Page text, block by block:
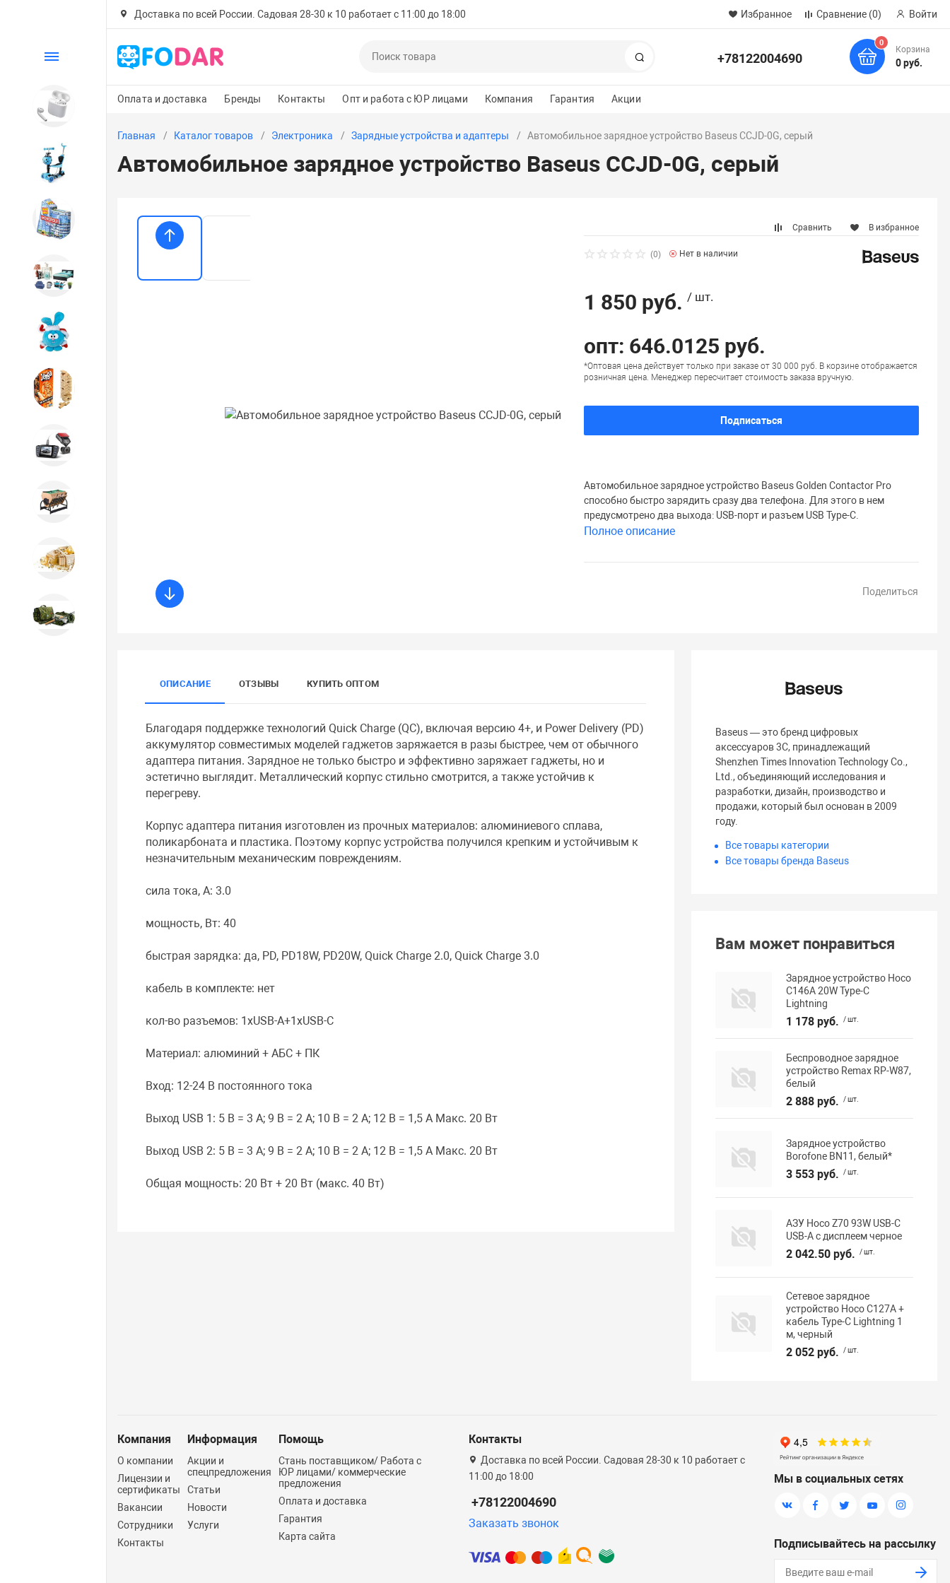
Доставка по всей России. Садовая 28-30 к 10 работает с 11:00 до 18:00 Избранное Сравнение (0) Войти
+78122004690
0
Корзина
0 руб.
Оплата и доставка Бренды Контакты Опт и работа с ЮР лицами Компания Гарантия Акции
Каталог
Электроника
Детский транспорт
Настольные игры
Дом и сад
Главная Каталог товаров Электроника Зарядные устройства и адаптеры Автомобильное зарядное устройство Baseus CCJD-0G, серый
Автомобильное зарядное устройство Baseus CCJD-0G, серый
Сравнить В избранное
(0) Нет в наличии
1 850 руб. / шт.
опт: 646.0125 руб.
*Оптовая цена действует только при заказе от 30 000 руб. В корзине отображается
розничная цена. Менеджер пересчитает стоимость заказа вручную.
Подписаться
Автомобильное зарядное устройство Baseus Golden Contactor Pro
способно быстро зарядить сразу два телефона. Для этого в нем
предусмотрено два выхода: USB-порт и разъем USB Type-C.
Полное описание
Поделиться
ОПИСАНИЕ ОТЗЫВЫ КУПИТЬ ОПТОМ
Благодаря поддержке технологий Quick Charge (QC), включая версию 4+, и Power Delivery (PD)
аккумулятор совместимых моделей гаджетов заряжается в разы быстрее, чем от обычного
адаптера питания. Зарядное не только быстро и эффективно заряжает гаджеты, но и
эстетично выглядит. Металлический корпус стильно смотрится, а также устойчив к
перегреву.
Корпус адаптера питания изготовлен из прочных материалов: алюминиевого сплава,
поликарбоната и пластика. Поэтому корпус устройства получился крепким и устойчивым к
незначительным механическим повреждениям.
сила тока, A: 3.0
мощность, Вт: 40
быстрая зарядка: да, PD, PD18W, PD20W, Quick Charge 2.0, Quick Charge 3.0
кабель в комплекте: нет
кол-во разъемов: 1xUSB-A+1xUSB-C
Материал: алюминий + АБС + ПК
Вход: 12-24 В постоянного тока
Выход USB 1: 5 В = 3 А; 9 В = 2 А; 10 В = 2 А; 12 В = 1,5 А Макс. 20 Вт
Выход USB 2: 5 В = 3 А; 9 В = 2 А; 10 В = 2 А; 12 В = 1,5 А Макс. 20 Вт
Общая мощность: 20 Вт + 20 Вт (макс. 40 Вт)
Baseus — это бренд цифровых
аксессуаров 3C, принадлежащий
Shenzhen Times Innovation Technology Co.,
Ltd., объединяющий исследования и
разработки, дизайн, производство и
продажи, который был основан в 2009
году.
Все товары категории
Все товары бренда Baseus
Вам может понравиться
Зарядное устройство Hoco
C146A 20W Type-C
Lightning
1 178 руб. / шт.
Беспроводное зарядное
устройство Remax RP-W87,
белый
2 888 руб. / шт.
Зарядное устройство
Borofone BN11, белый*
3 553 руб. / шт.
АЗУ Hoco Z70 93W USB-C
USB-A с дисплеем черное
2 042.50 руб. / шт.
Сетевое зарядное
устройство Hoco C127A +
кабель Type-C Lightning 1
м, черный
2 052 руб. / шт.
Компания
О компании
Лицензии и
сертификаты
Вакансии
Сотрудники
Контакты
Информация
Акции и
спецпредложения
Статьи
Новости
Услуги
Помощь
Стань поставщиком/ Работа с
ЮР лицами/ коммерческие
предложения
Оплата и доставка
Гарантия
Карта сайта
Контакты
Доставка по всей России. Садовая 28-30 к 10 работает с
11:00 до 18:00
+78122004690
Заказать звонок
Мы в социальных сетях
Подписывайтесь на рассылку